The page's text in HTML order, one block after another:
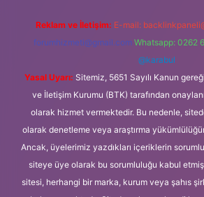
Reklam ve İletişim: E-mail:
forumhizmeti@gmail.com Whatsapp: 0262
@karabul
Yasal Uyarı: Sitemiz, 5651 Sayılı Kanun
ve İletişim Kurumu (BTK) tarafından
olarak hizmet vermektedir. Bu nedenle,
olarak denetleme veya araştırma
Ancak, üyelerimiz yazdıkları içeriklerin
siteye üye olarak bu sorumluluğu kabul etmiş
sitesi, herhangi bir marka, kurum veya şahıs